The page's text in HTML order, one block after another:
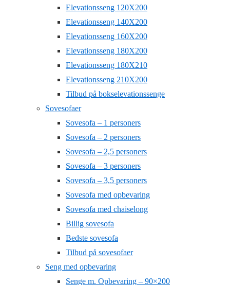
Elevationsseng 120X200
Elevationsseng 140X200
Elevationsseng 160X200
Elevationsseng 180X200
Elevationsseng 180X210
Elevationsseng 210X200
Tilbud på bokselevationssenge
Sovesofaer
Sovesofa – 1 personers
Sovesofa – 2 personers
Sovesofa – 2,5 personers
Sovesofa – 3 personers
Sovesofa – 3,5 personers
Sovesofa med opbevaring
Sovesofa med chaiselong
Billig sovesofa
Bedste sovesofa
Tilbud på sovesofaer
Seng med opbevaring
Senge m. Opbevaring – 90×200